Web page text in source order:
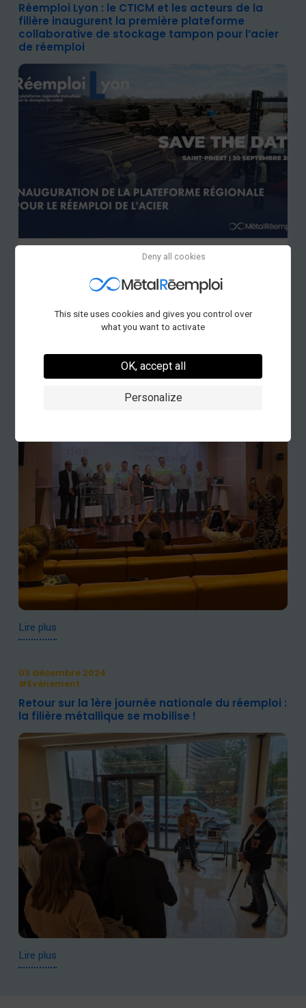
Réemploi Lyon : le CTICM et les acteurs de la
filière inaugurent la première plateforme
collaborative de stockage tampon pour l’acier
de réemploi
Le CTICM au Forum de l’innovation Circolab :
promouvoir le réemploi dans la construction
Lire plus
03 décembre 2024
#Evènement
Retour sur la 1ère journée nationale du réemploi :
la filière métallique se mobilise !
Lire plus
This site uses cookies and gives you control over
what you want to activate
OK, accept all
Deny all cookies
Personalize